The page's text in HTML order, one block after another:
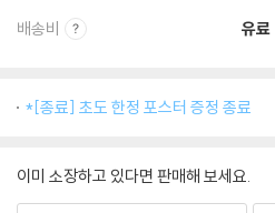
배송비 유료
*[종료] 초도 한정 포스터 증정 종료
이미 소장하고 있다면 판매해 보세요.